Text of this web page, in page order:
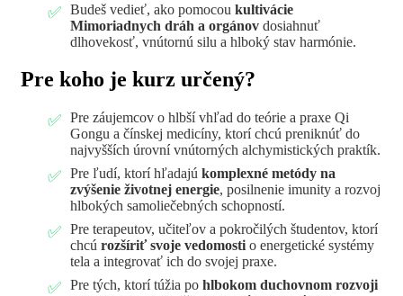
Budeš vedieť, ako pomocou kultivácie
Mimoriadnych dráh a orgánov dosiahnuť
dlhovekosť, vnútornú silu a hlboký stav harmónie.
Pre koho je kurz určený?
Pre záujemcov o hlbší vhľad do teórie a praxe Qi
Gongu a čínskej medicíny, ktorí chcú preniknúť do
najvyšších úrovní vnútorných alchymistických praktík.
Pre ľudí, ktorí hľadajú komplexné metódy na
zvýšenie životnej energie, posilnenie imunity a rozvoj
hlbokých samoliečebných schopností.
Pre terapeutov, učiteľov a pokročilých študentov, ktorí
chcú rozšíriť svoje vedomosti o energetické systémy
tela a integrovať ich do svojej praxe.
Pre tých, ktorí túžia po hlbokom duchovnom rozvoji